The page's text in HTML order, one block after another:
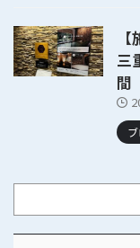
三
間